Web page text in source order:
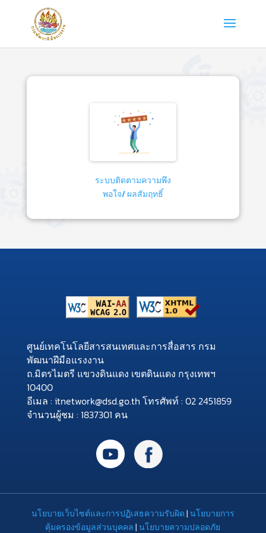
ระบบติดตามความพึง
พอใจ/ ผลสัมฤทธิ์
ศูนย์เทคโนโลยีสารสนเทศและการสื่อสาร กรม
พัฒนาฝีมือแรงงาน
ถ.มิตรไมตรี แขวงดินแดง เขตดินแดง กรุงเทพฯ
10400
อีเมล : itnetwork@dsd.go.th โทรศัพท์ : 02 2451859
จำนวนผู้ชม : 1837301 คน
นโยบายเว็บไซต์และการปฏิเสธความรับผิด|นโยบายการ
คุ้มครองข้อมูลส่วนบุคคล|นโยบายความปลอดภัย